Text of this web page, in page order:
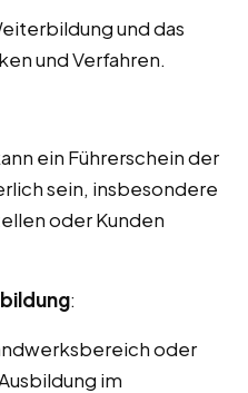
und das
und Verfahren.
ein Führerschein der
sein, insbesondere
oder Kunden
:
oder
im